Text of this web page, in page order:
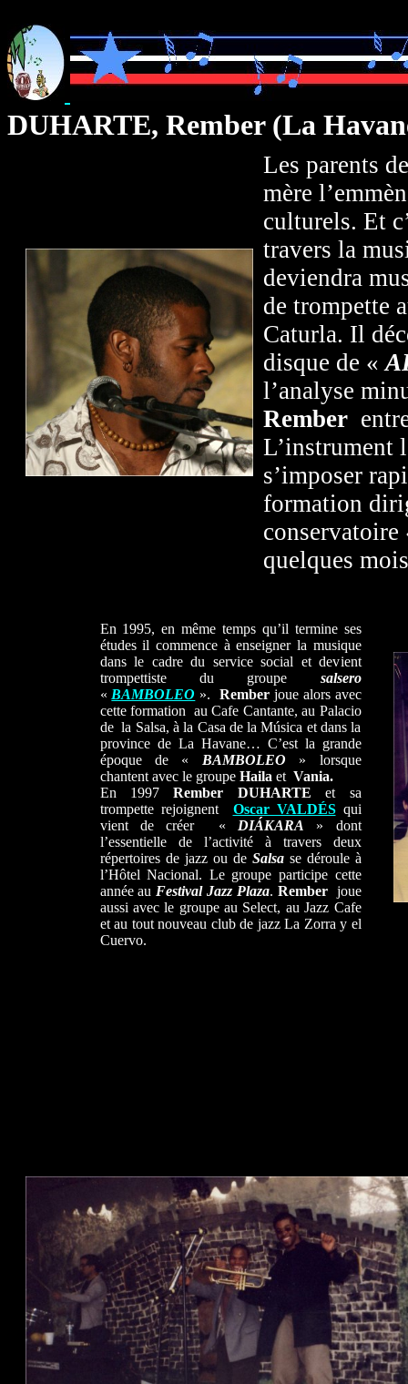
DUHARTE, Rember (La
Les parents
mère
culturels. Et
travers la
deviendra
de trompette
Caturla. Il
disque de «
l’analyse
Remberentre
L’instrument
s’imposer
formation
quelques
En 1995, en même temps qu’il termine ses
études il commence à enseigner la musique
dans le cadre du service social et devient
trompettiste du groupe salsero
« BAMBOLEO ». Remberjoue alors avec
cette formation au Cafe Cantante, au Palacio
de la Salsa, à la Casa de la Música et dans la
province de La Havane… C’est la grande
époque de « BAMBOLEO » lorsque
chantent avec le groupe Haila et Vania.
En 1997Rember DUHARTE et sa
trompette rejoignent Oscar VALDÉSqui
vient de créer « DIÁKARA
» dont
l’essentielle de l’activité à travers deux
répertoires de jazz ou de Salsase déroule à
l’Hôtel Nacional. Le groupe participe cette
année au Festival Jazz Plaza. Remberjoue
aussi avec le groupe au Select, au Jazz Cafe
et au tout nouveau club de jazz La Zorra y el
Cuervo.